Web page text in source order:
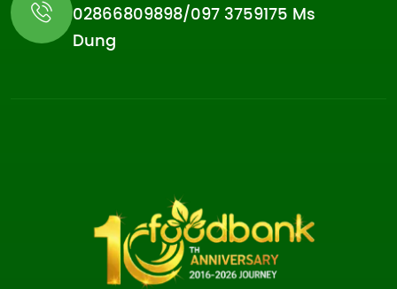
02866809898/097 3759175 Ms
Dung